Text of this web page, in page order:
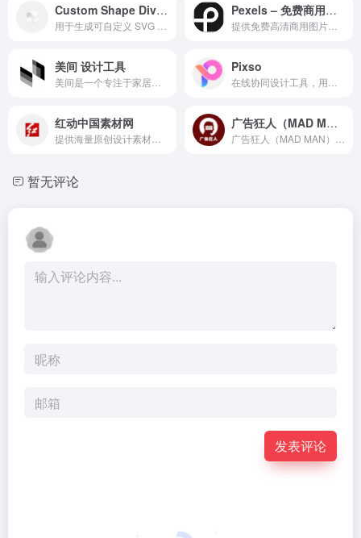
Custom Shape Dividers Pexels – 免费商用图片与视频素材平台
美间 设计工具 Pixso
红动中国素材网 广告狂人（MAD MAN）
暂无评论
发表评论